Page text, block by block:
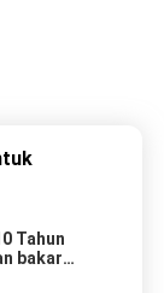
Tahun
bakar